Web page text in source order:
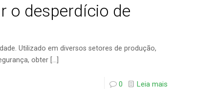
o desperdício de
Utilizado em diversos setores de produção,
obter […]
0 Leia mais